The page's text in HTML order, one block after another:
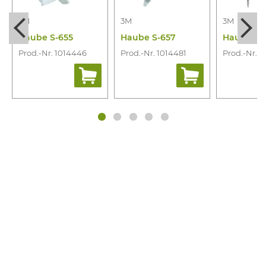
3M
Haube S-655
Prod.-Nr. 1014446
3M
Haube S-657
Prod.-Nr. 1014481
3M
Haube S-
Prod.-Nr.